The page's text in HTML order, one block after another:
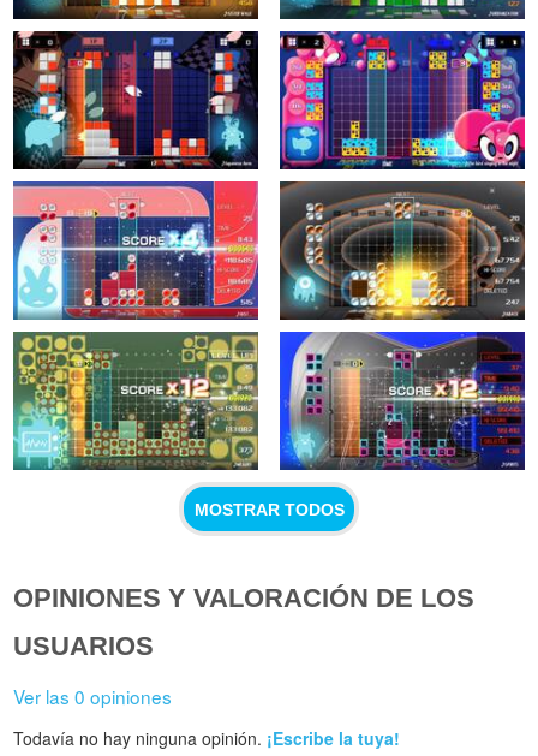
MOSTRAR TODOS
OPINIONES Y VALORACIÓN DE LOS
USUARIOS
Ver las 0 opiniones
Todavía no hay ninguna opinión. ¡Escribe la tuya!